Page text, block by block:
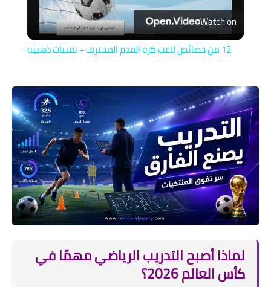
Video
Watch on
12 من خصائص لاعب كرة القدم المحترف + تقنيات ذهبية
لماذا أصبح التدريب الرياضي مهمًا في
كأس العالم 2026؟